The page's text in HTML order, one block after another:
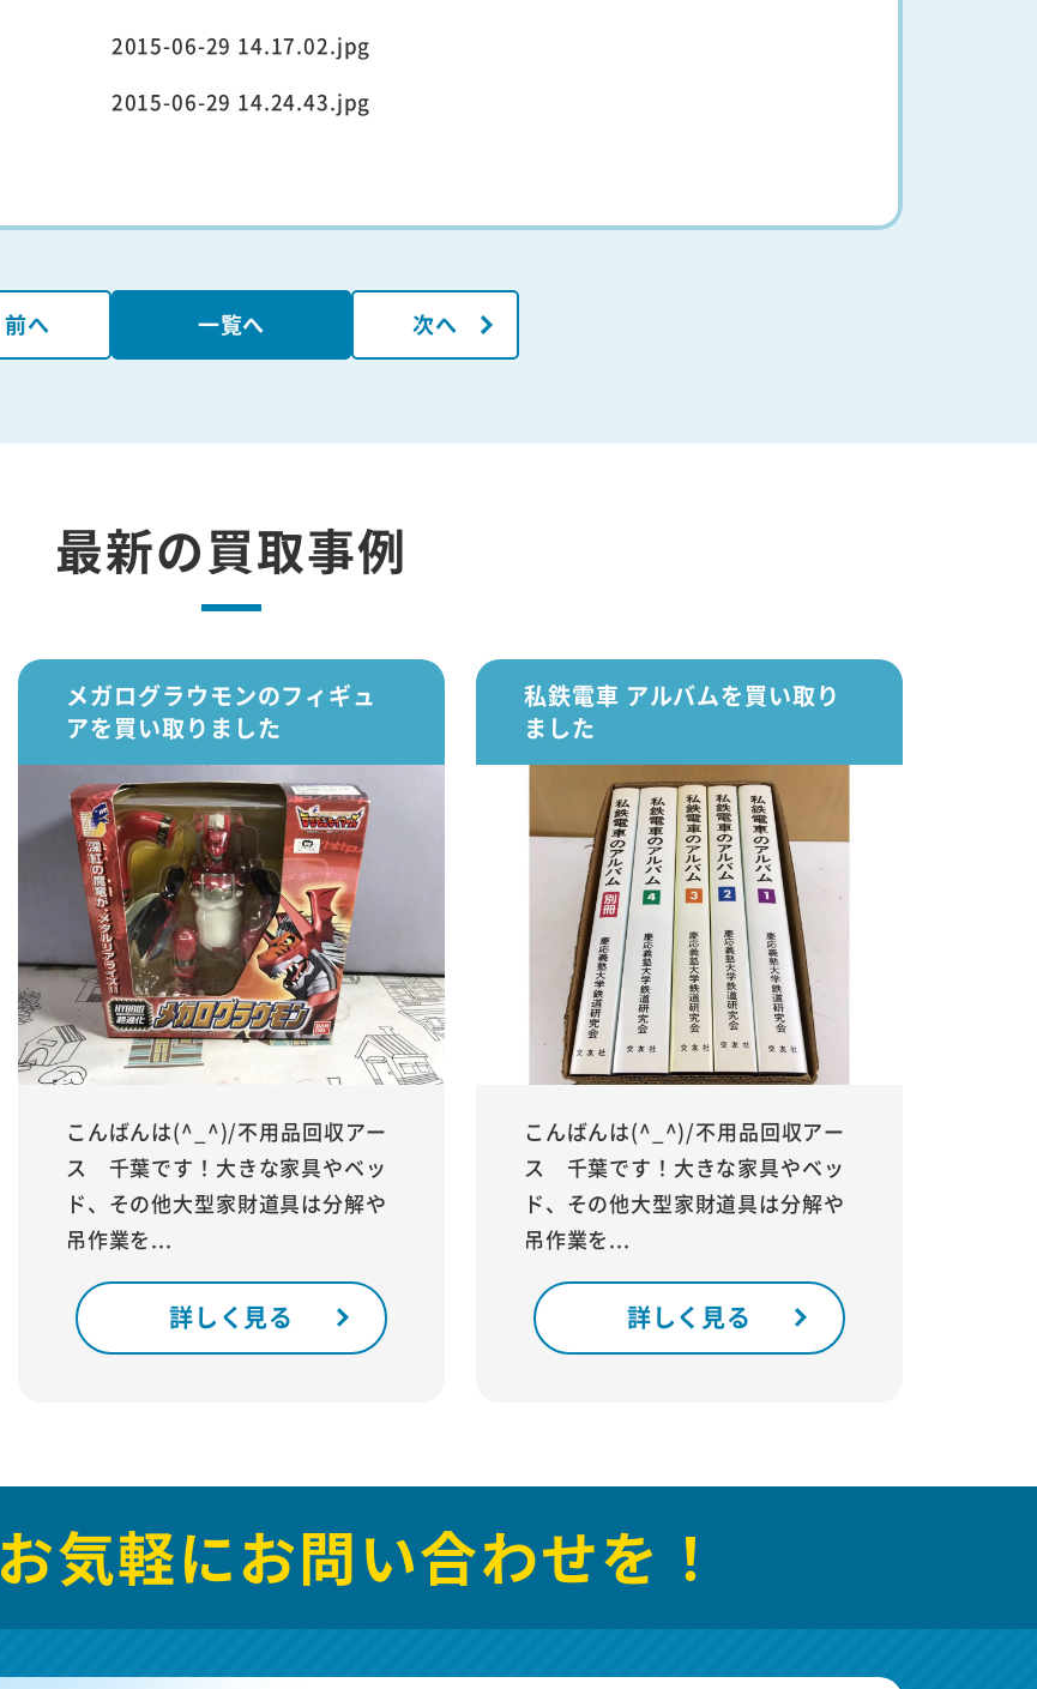
前へ 一覧へ 次へ
最新の買取事例
メガログラウモンのフィギュ
アを買い取りました
こんばんは(^_^)/不用品回収アー
ス 千葉です！大きな家具やベッ
ド、その他大型家財道具は分解や
吊作業を...
詳しく見る
私鉄電車 アルバムを買い取り
ました
こんばんは(^_^)/不用品回収アー
ス 千葉です！大きな家具やベッ
ド、その他大型家財道具は分解や
吊作業を...
詳しく見る
お気軽にお問い合わせを！